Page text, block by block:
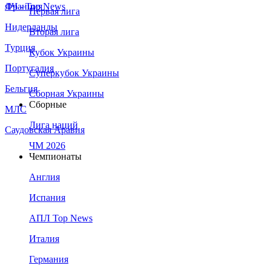
Франция
Нидерланды
Турция
Португалия
Бельгия
МЛС
Саудовская Аравия
ЛЧ - Top News
Первая лига
Вторая лига
Кубок Украины
Суперкубок Украины
Сборная Украины
Сборные
Лига наций
ЧМ 2026
Чемпионаты
Англия
Испания
АПЛ Top News
Италия
Германия